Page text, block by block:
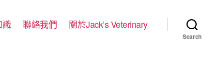
聯絡我們 關於Jack’s Veterinary
Search